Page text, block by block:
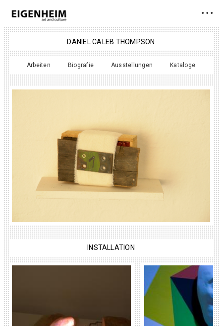
• • •
DANIEL CALEB THOMPSON
Arbeiten Biografie Ausstellungen Kataloge
INSTALLATION